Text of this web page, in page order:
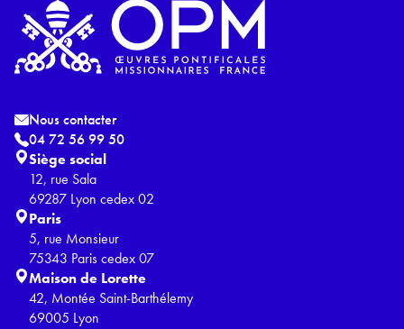
Nous contacter
04 72 56 99 50
Siège social
12, rue Sala
69287 Lyon cedex 02
Paris
5, rue Monsieur
75343 Paris cedex 07
Maison de Lorette
42, Montée Saint-Barthélemy
69005 Lyon